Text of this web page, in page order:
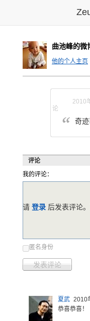
曲池峰的微
他的个人主页
2010
论
奇
评论
我的评论：
匿名身份
发表评论
请 登录 后发表评论
夏武 2010
恭喜恭喜！